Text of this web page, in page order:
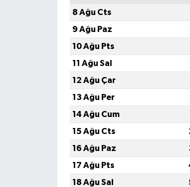
8 Ağu Cts
9 Ağu Paz
10 Ağu Pts
11 Ağu Sal
12 Ağu Çar
13 Ağu Per
14 Ağu Cum
15 Ağu Cts
16 Ağu Paz
17 Ağu Pts
18 Ağu Sal